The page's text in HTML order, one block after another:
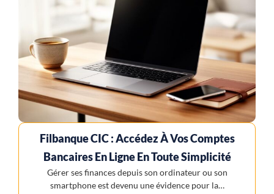
Filbanque CIC : Accédez À Vos Comptes
Bancaires En Ligne En Toute Simplicité
Gérer ses finances depuis son ordinateur ou son
smartphone est devenu une évidence pour la…